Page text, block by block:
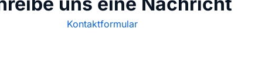
Kontaktformular